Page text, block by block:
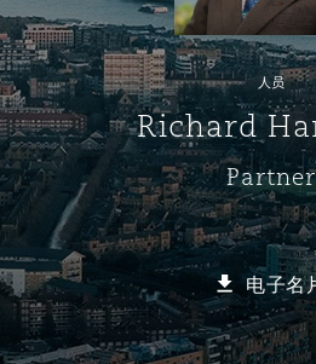
Debt
企业、
数据保
劳动、
金融
议解决
源、海洋与贸易
Trade
险和再保险
Cyber
目和建筑工程
基础设
PPP/PFI
Public
房地产
Fraud
& Co Newton - 解锁智能
议融资
Eco Audit
累斯萨拉姆
翰内斯堡
罗比 – 联营办公室
里斯班
庆
港
隆坡 – 联营办公室
约热内卢
地亚哥 – 联营办公室
保罗
哈
拜
达
雅得
尔加里
加哥
拉斯
佛
明翰
里斯托尔
里
柏林（圣史蒂芬绿地大厦）
人员
Richard
Partner
电子名
选择所需部分